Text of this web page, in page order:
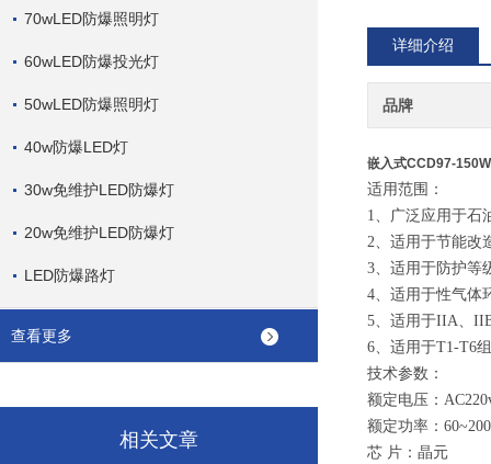
70wLED防爆照明灯
60wLED防爆投光灯
50wLED防爆照明灯
40w防爆LED灯
30w免维护LED防爆灯
20w免维护LED防爆灯
LED防爆路灯
查看更多
相关文章
详细介绍
品牌
嵌入式CCD97-
适用范围：
1、广泛应用于石
2、适用于节能改
3、适用于防护等
4、适用于性气体
5、适用于IIA、
6、适用于T1-T6
技术参数：
额定电压：
额定功率： 60~200
芯 片：晶元